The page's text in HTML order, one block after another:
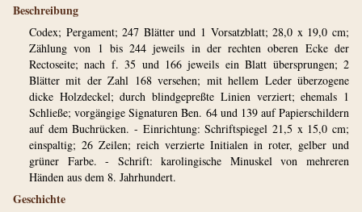
Beschreibung
Codex; Pergament; 247 Blätter und 1 Vorsatzblatt; 28,0 x 19,0 cm;
Zählung von 1 bis 244 jeweils in der rechten oberen Ecke der
Rectoseite; nach f. 35 und 166 jeweils ein Blatt übersprungen; 2
Blätter mit der Zahl 168 versehen; mit hellem Leder überzogene
dicke Holzdeckel; durch blindgepreßte Linien verziert; ehemals 1
Schließe; vorgängige Signaturen Ben. 64 und 139 auf Papierschildern
auf dem Buchrücken. - Einrichtung: Schriftspiegel 21,5 x 15,0 cm;
einspaltig; 26 Zeilen; reich verzierte Initialen in roter, gelber und
grüner Farbe. - Schrift: karolingische Minuskel von mehreren
Händen aus dem 8. Jahrhundert.
Geschichte